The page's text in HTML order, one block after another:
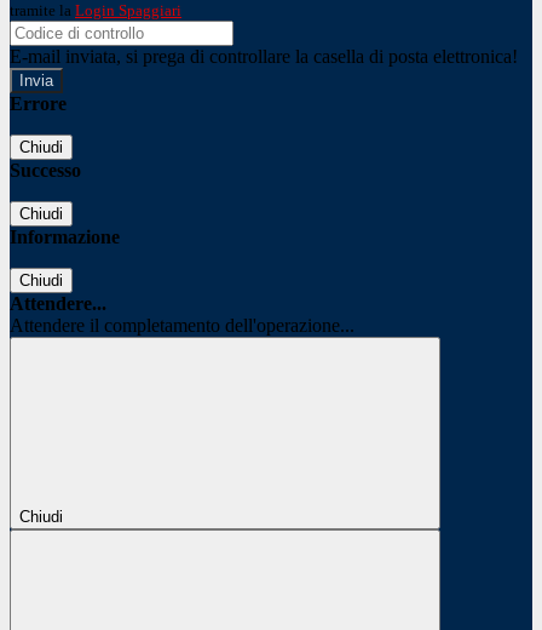
tramite la Login Spaggiari
E-mail inviata, si prega di controllare la casella di posta elettronica!
Errore
Chiudi
Successo
Chiudi
Informazione
Chiudi
Attendere...
Attendere il completamento dell'operazione...
Chiudi